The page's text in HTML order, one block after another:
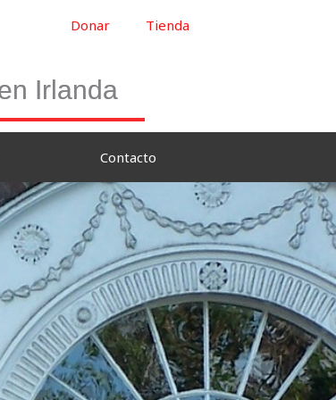
Donar Tienda
Irlanda
Contacto